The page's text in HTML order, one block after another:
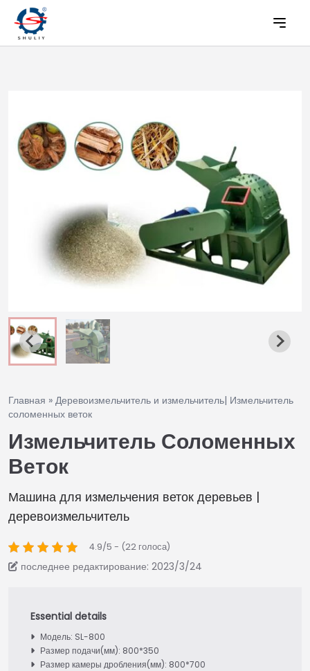
Главная » Деревоизмельчитель и измельчитель| Измельчитель
соломенных веток
Измельчитель Соломенных
Веток
Машина для измельчения веток деревьев |
деревоизмельчитель
4.9/5 - (22 голоса)
последнее редактирование: 2023/3/24
Модель: SL-800
Размер подачи(мм): 800*350
Размер камеры дробления(мм): 800*700